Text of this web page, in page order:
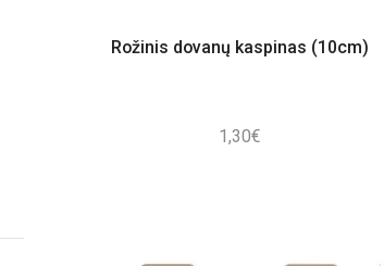
Rožinis dovanų kaspinas (10cm)
1,30€